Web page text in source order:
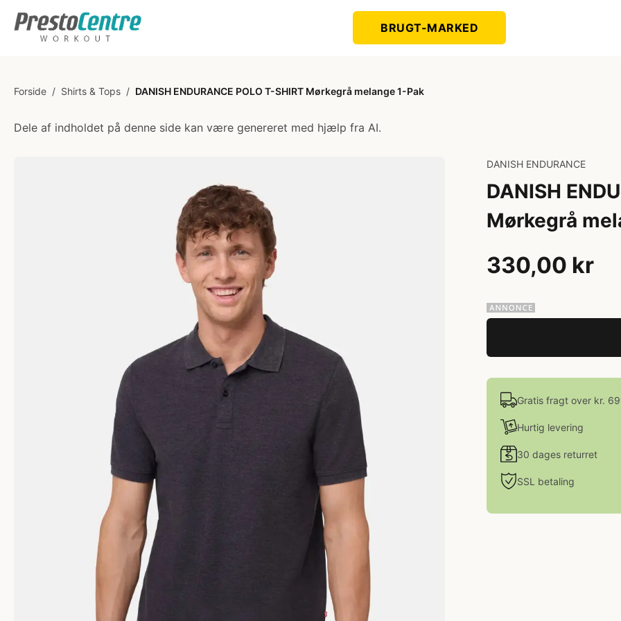
BRUGT-MARKED
Forside / Shirts & Tops / DANISH ENDURANCE POLO T-SHIRT Mørkegrå melange 1-Pak
Dele af indholdet på denne side kan være genereret med hjælp fra AI.
DANISH ENDURANCE
DANISH
Mørkegrå
330,00 kr
Gratis fragt over kr.
Hurtig levering
30 dages returret
SSL betaling